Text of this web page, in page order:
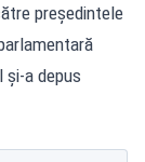
președintele
și-a depus